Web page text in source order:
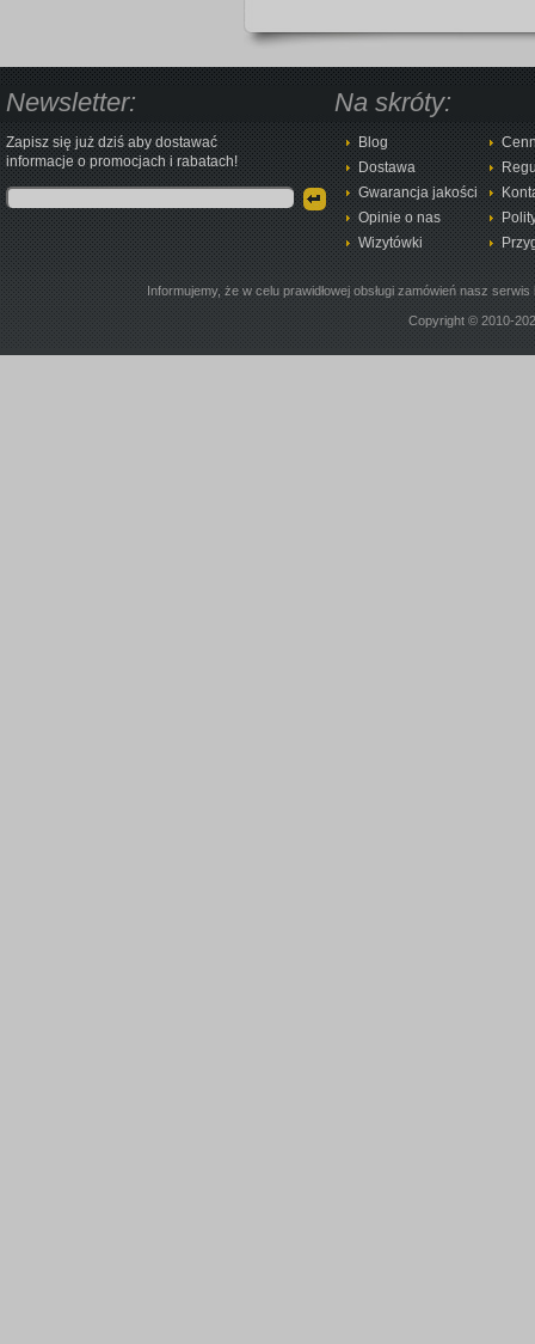
Newsletter:
Zapisz się już dziś aby dostawać
informacje o promocjach i rabatach!
Na skróty:
Blog
Dostawa
Gwarancja jakości
Opinie o nas
Wizytówki
Informujemy, że w celu prawidłowej obsługi zamówień nasz
Copyright © 2010-